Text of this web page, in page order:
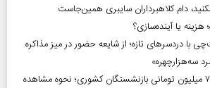
دام کلاهبرداران سایبری همین‌جاست
هزینه یا آینده‌سازی؟
دردسر‌های تازه؛ از شایعه حضور در میز مذاکره
سه‌هزارچهره»
استعلام وام ضروری ۷۵ میلیون تومانی بازنشستگان کشوری؛ نحوه مشاهده